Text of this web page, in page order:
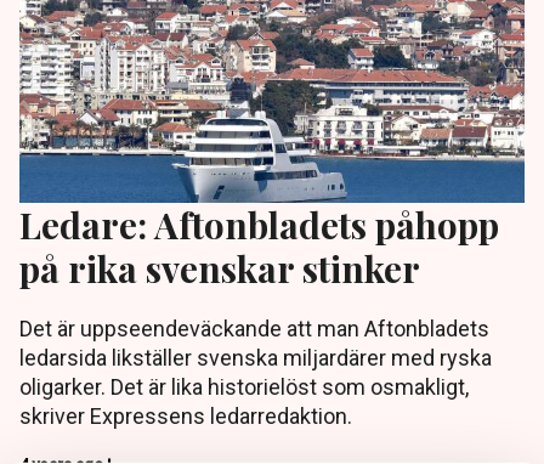
Ledare: Aftonbladets påhopp
på rika svenskar stinker
Det är uppseendeväckande att man Aftonbladets
ledarsida likställer svenska miljardärer med ryska
oligarker. Det är lika historielöst som osmakligt,
skriver Expressens ledarredaktion.